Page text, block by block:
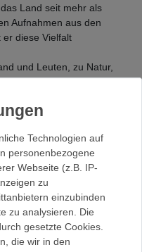
Land seit mehr als
Aufnahmen aus den
er diese Vielfalt
und Leuten, zu Natur,
Beschreibungen der 15
Annapurna- und
etwa dem Mardi- oder
- besonders für
ist ein ausführliches
der
zum Schwelgen und
unweigerlich
in diesem
Technologien auf
personenbezogene
Webseite (z.B. IP-
zu
einzubinden
zu analysieren. Die
gesetzte Cookies.
die wir in den